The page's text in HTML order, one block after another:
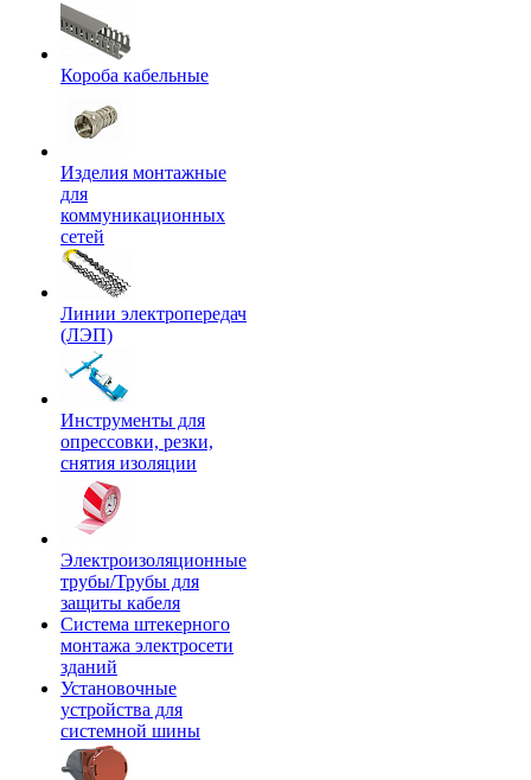
Короба кабельные
Изделия монтажные
для
коммуникационных
сетей
Линии электропередач
(ЛЭП)
Инструменты для
опрессовки, резки,
снятия изоляции
Электроизоляционные
трубы/Трубы для
защиты кабеля
Система штекерного
монтажа электросети
зданий
Установочные
устройства для
системной шины